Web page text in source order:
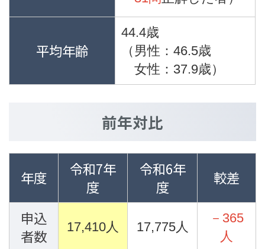
平均年齢
44.4歳
（男性：46.5歳
女性：37.9歳）
前年対比
年度
令和7年
度
令和6年
度
較差
申込
者数
17,410人 17,775人
－365
人